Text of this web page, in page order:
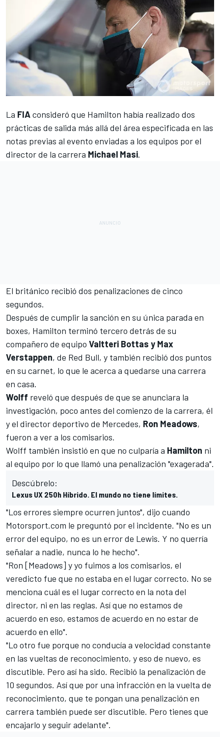
La FIAconsideró que Hamilton había realizado dos
prácticas de salida más allá del área especificada en las
notas previas al evento enviadas a los equipos por el
director de la carrera Michael Masi.
El británico recibió dos penalizaciones de cinco
segundos.
Después de cumplir la sanción en su única parada en
boxes, Hamilton terminó tercero detrás de su
compañero de equipo Valtteri Bottas y Max
Verstappen, de Red Bull, y también recibió dos puntos
en su carnet, lo que le acerca a quedarse una carrera
en casa.
Wolff reveló que después de que se anunciara la
investigación, poco antes del comienzo de la carrera, él
y el director deportivo de Mercedes, Ron Meadows,
fueron a ver a los comisarios.
Wolff también insistió en que no culparía a Hamilton ni
al equipo por lo que llamó una penalización "exagerada".
Descúbrelo:
Lexus UX 250h Híbrido. El mundo no tiene límites.
"Los errores siempre ocurren juntos", dijo cuando
Motorsport.com le preguntó por el incidente. "No es un
error del equipo, no es un error de Lewis. Y no querría
señalar a nadie, nunca lo he hecho".
"Ron [Meadows] y yo fuimos a los comisarios, el
veredicto fue que no estaba en el lugar correcto. No se
menciona cuál es el lugar correcto en la nota del
director, ni en las reglas. Así que no estamos de
acuerdo en eso, estamos de acuerdo en no estar de
acuerdo en ello".
"Lo otro fue porque no conducía a velocidad constante
en las vueltas de reconocimiento, y eso de nuevo, es
discutible. Pero así ha sido. Recibió la penalización de
10 segundos. Así que por una infracción en la vuelta de
reconocimiento, que te pongan una penalización en
carrera también puede ser discutible. Pero tienes que
encajarlo y seguir adelante".